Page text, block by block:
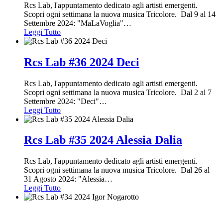
Rcs Lab, l'appuntamento dedicato agli artisti emergenti.
Scopri ogni settimana la nuova musica Tricolore. Dal 9 al 14
Settembre 2024: "MaLaVoglia"…
Leggi Tutto
Rcs Lab #36 2024 Deci
Rcs Lab, l'appuntamento dedicato agli artisti emergenti.
Scopri ogni settimana la nuova musica Tricolore. Dal 2 al 7
Settembre 2024: "Deci"…
Leggi Tutto
Rcs Lab #35 2024 Alessia Dalia
Rcs Lab, l'appuntamento dedicato agli artisti emergenti.
Scopri ogni settimana la nuova musica Tricolore. Dal 26 al
31 Agosto 2024: "Alessia…
Leggi Tutto